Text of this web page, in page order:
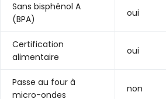
Sans bisphénol A
(BPA)
oui
Certification
alimentaire
oui
Passe au four à
micro-ondes
non